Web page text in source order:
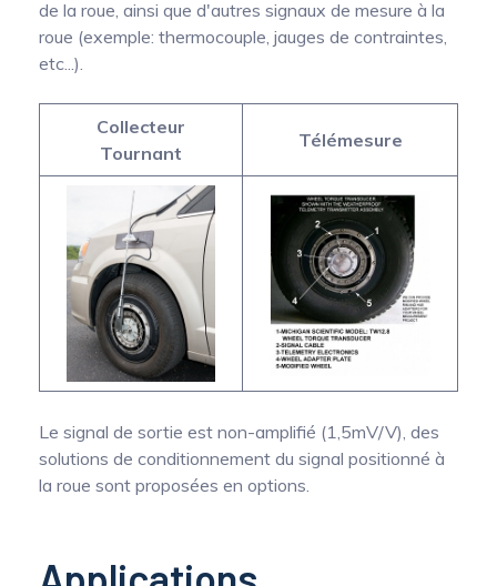
de la roue, ainsi que d'autres signaux de mesure à la
roue (exemple: thermocouple, jauges de contraintes,
etc...).
Collecteur
Tournant
Télémesure
Le signal de sortie est non-amplifié (1,5mV/V), des
solutions de conditionnement du signal positionné à
la roue sont proposées en options.